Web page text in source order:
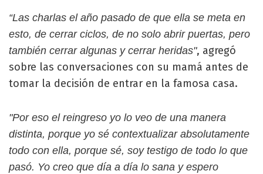
“Las charlas el año pasado de que ella se meta en
esto, de cerrar ciclos, de no solo abrir puertas, pero
también cerrar algunas y cerrar heridas", agregó
sobre las conversaciones con su mamá antes de
tomar la decisión de entrar en la famosa casa.
"Por eso el reingreso yo lo veo de una manera
distinta, porque yo sé contextualizar absolutamente
todo con ella, porque sé, soy testigo de todo lo que
pasó. Yo creo que día a día lo sana y espero